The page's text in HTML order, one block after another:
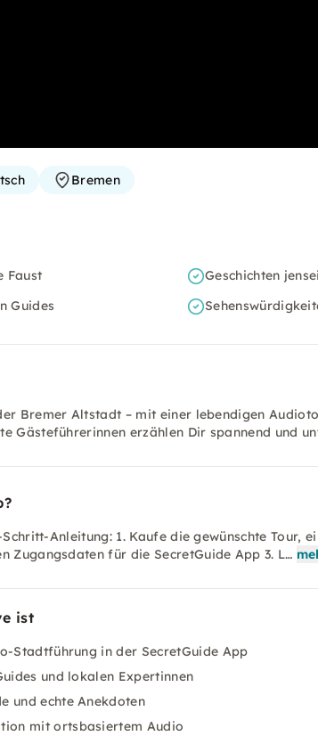
Bremen
Faust
Geschichten
Guides
Bremer Altstadt – mit einer lebendigen
Gästeführerinnen erzählen Dir spannend und
Anleitung: 1. Kaufe die gewünschte Tour,
Zugangsdaten für die SecretGuide App 3. L…
ist
Stadtführung in der SecretGuide App
und lokalen Expertinnen
und echte Anekdoten
mit ortsbasiertem Audio